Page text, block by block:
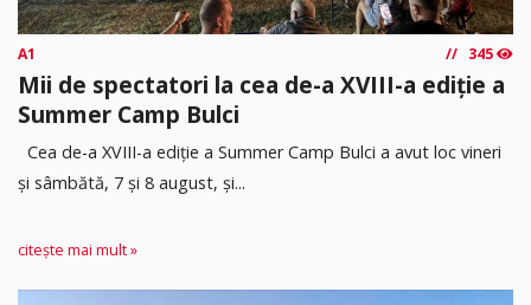
A1 345
Mii de spectatori la cea de-a XVIII-a ediție a
Summer Camp Bulci
Cea de-a XVIII-a ediție a Summer Camp Bulci a avut loc vineri
și sâmbătă, 7 și 8 august, și...
citește mai mult »